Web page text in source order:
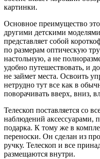
картинки.
Основное преимущество
другими детскими
представляет собой
по размерам оптическую
настольную, а не
удобно путешествовать, и
не займет места. Освоить
нетрудно тут все как в
поворачивать вверх, вниз,
Телескоп поставляется со
наблюдений аксессуарами,
подарка. К тому же в
переноски. Он сделан из
ручку. Телескоп и все
размещаются внутри.